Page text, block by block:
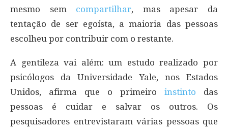
mesmo sem compartilhar, mas apesar da
tentação de ser egoísta, a maioria das pessoas
escolheu por contribuir com o restante.
A gentileza vai além: um estudo realizado por
psicólogos da Universidade Yale, nos Estados
Unidos, afirma que o primeiro instinto das
pessoas é cuidar e salvar os outros. Os
pesquisadores entrevistaram várias pessoas que